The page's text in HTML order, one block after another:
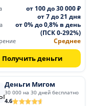
от 100 до 30 000 ₽
от 7 до 21 дня
от 0% до 0,8% в день
(ПСК 0-292%)
Среднее
Получить деньги
Деньги Мигом
30 000 на 30 дней бесплатно
4.6